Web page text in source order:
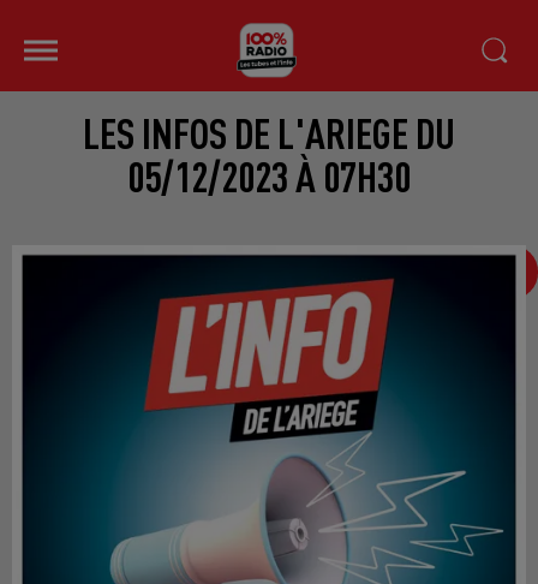
LES INFOS DE L'ARIEGE DU
05/12/2023 À 07H30